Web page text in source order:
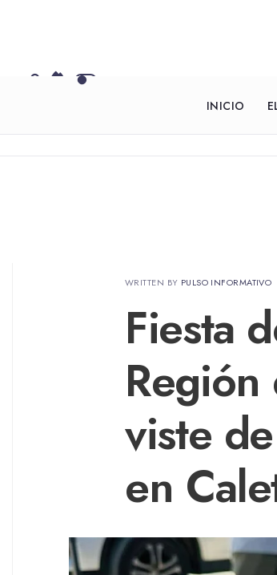
INICIO
WRITTEN BY PULSO INFORMATIVO
Fiesta
viste
en